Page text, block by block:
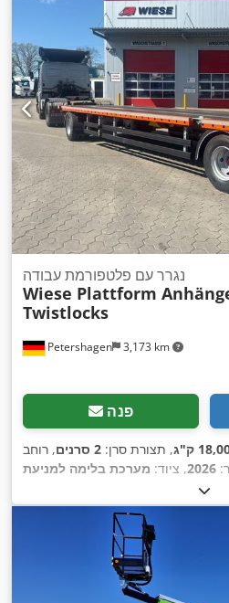
Petershagen 3,173 km
נגרר עם פלטפורמת עבודה
Wiese Plattform
Twistlocks
פנה
ק"ג , תצורת סרן: 2 סרנים
, רוחב
2026, ציוד: מערכת בלימה למניעת